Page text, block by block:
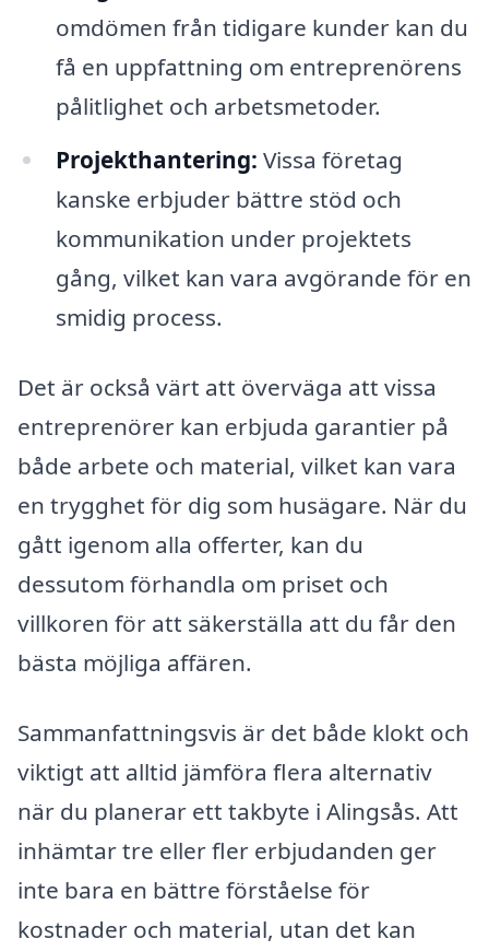
omdömen från tidigare kunder kan du
få en uppfattning om entreprenörens
pålitlighet och arbetsmetoder.
Projekthantering: Vissa företag
kanske erbjuder bättre stöd och
kommunikation under projektets
gång, vilket kan vara avgörande för en
smidig process.
Det är också värt att överväga att vissa
entreprenörer kan erbjuda garantier på
både arbete och material, vilket kan vara
en trygghet för dig som husägare. När du
gått igenom alla offerter, kan du
dessutom förhandla om priset och
villkoren för att säkerställa att du får den
bästa möjliga affären.
Sammanfattningsvis är det både klokt och
viktigt att alltid jämföra flera alternativ
när du planerar ett takbyte i Alingsås. Att
inhämtar tre eller fler erbjudanden ger
inte bara en bättre förståelse för
kostnader och material, utan det kan